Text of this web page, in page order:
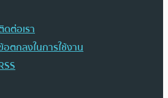
ดต่อเรา
อตกลงในการใช้งาน